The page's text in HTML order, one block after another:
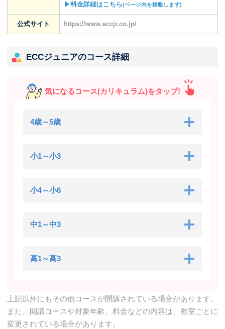
▶料金詳細はこちら(ページ内を移動します)
公式サイト https://www.eccjr.co.jp/
ECCジュニアのコース詳細
気になるコース(カリキュラム)をタップ!
4歳～5歳
小1～小3
小4～小6
中1～中3
高1～高3
上記以外にもその他コースが開講されている場合があります。
また、開講コースや対象年齢、料金などの内容は、教室ごとに
変更されている場合があります。